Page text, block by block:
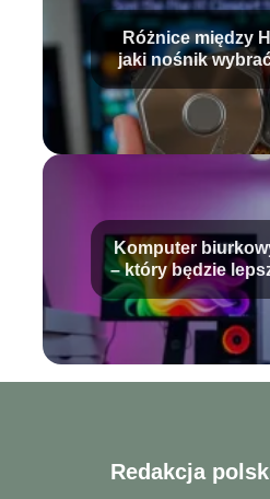
Różnice między
jaki nośnik
peceta?
Komputer
– który będzie
w roku
Redakcja